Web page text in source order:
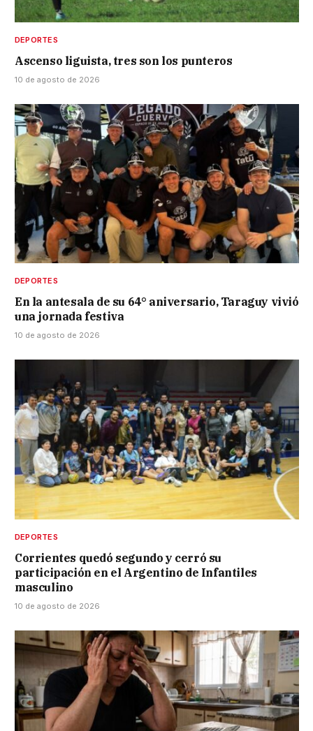
DEPORTES
Ascenso liguista, tres son los punteros
10 de agosto de 2026
DEPORTES
En la antesala de su 64° aniversario, Taraguy vivió
una jornada festiva
10 de agosto de 2026
DEPORTES
Corrientes quedó segundo y cerró su
participación en el Argentino de Infantiles
masculino
10 de agosto de 2026